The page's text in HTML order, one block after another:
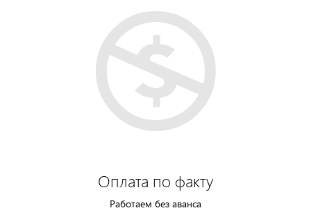
Оплата по факту
Работаем без аванса